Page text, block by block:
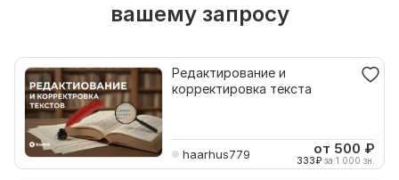
вашему запросу
Редактирование и
корректировка текста
haarhus779 от 500 ₽
333₽ за 1 000 зн.